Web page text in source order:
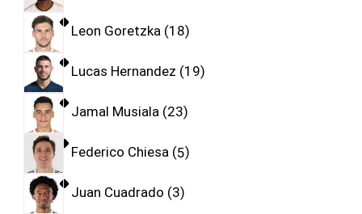
Leon Goretzka 18
Lucas Hernandez 19
Jamal Musiala 23
Federico Chiesa 5
Juan Cuadrado 3